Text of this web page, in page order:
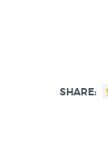
SHARE: